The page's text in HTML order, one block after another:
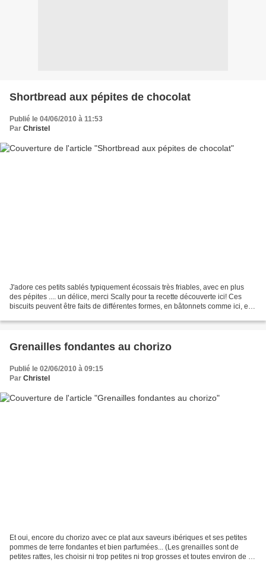
Shortbread aux pépites de chocolat
Publié le 04/06/2010 à 11:53
Par Christel
J'adore ces petits sablés typiquement écossais très friables, avec en plus
des pépites .... un délice, merci Scally pour ta recette découverte ici! Ces
biscuits peuvent être faits de différentes formes, en bâtonnets comme ici, en
Grenailles fondantes au chorizo
Publié le 02/06/2010 à 09:15
Par Christel
Et oui, encore du chorizo avec ce plat aux saveurs ibériques et ses petites
pommes de terre fondantes et bien parfumées... (Les grenailles sont de
petites rattes, les choisir ni trop petites ni trop grosses et toutes environ de la